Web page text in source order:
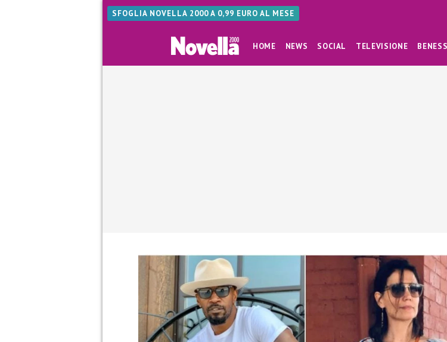
SFOGLIA NOVELLA 2000 A 0,99 EURO AL MESE
HOME NEWS SOCIAL TELEVISIONE